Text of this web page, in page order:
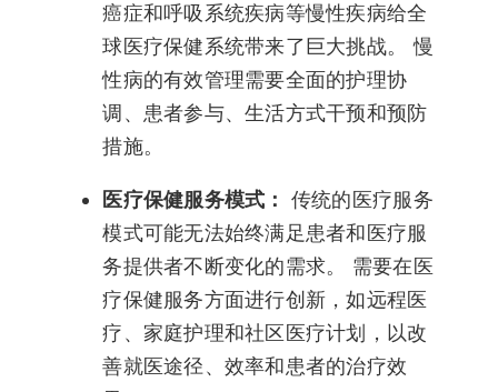
癌症和呼吸系统疾病等慢性疾病给全
球医疗保健系统带来了巨大挑战。 慢
性病的有效管理需要全面的护理协
调、患者参与、生活方式干预和预防
措施。
医疗保健服务模式： 传统的医疗服务
模式可能无法始终满足患者和医疗服
务提供者不断变化的需求。 需要在医
疗保健服务方面进行创新，如远程医
疗、家庭护理和社区医疗计划，以改
善就医途径、效率和患者的治疗效